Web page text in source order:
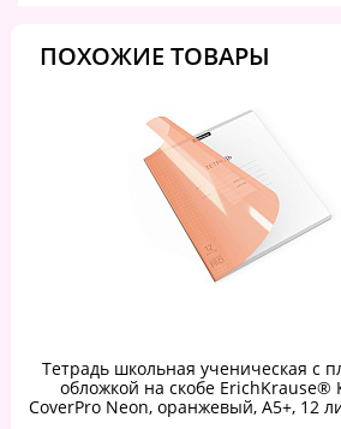
ПОХОЖИЕ ТОВАРЫ
Тетрадь школьная ученическая с
обложкой на скобе ErichKrause®
CoverPrо Neon, оранжевый, А5+, 12